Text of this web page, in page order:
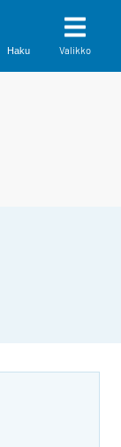
Haku Valikko